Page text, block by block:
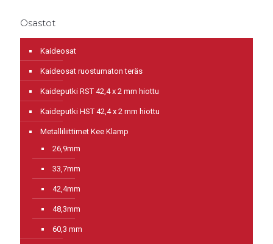
Osastot
Kaideosat
Kaideosat ruostumaton teräs
Kaideputki RST 42,4 x 2 mm hiottu
Kaideputki HST 42,4 x 2 mm hiottu
Metalliliittimet Kee Klamp
26,9mm
33,7mm
42,4mm
48,3mm
60,3 mm